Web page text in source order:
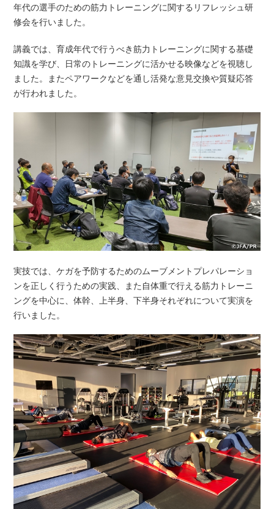
年代の選手のための筋力トレーニングに関するリフレッシュ研
修会を行いました。
講義では、育成年代で行うべき筋力トレーニングに関する基礎
知識を学び、日常のトレーニングに活かせる映像などを視聴し
ました。またペアワークなどを通し活発な意見交換や質疑応答
が行われました。
実技では、ケガを予防するためのムーブメントプレパレーショ
ンを正しく行うための実践、また自体重で行える筋力トレーニ
ングを中心に、体幹、上半身、下半身それぞれについて実演を
行いました。